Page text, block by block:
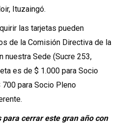
Ituzaingó.
las tarjetas pueden
de la Comisión Directiva de la
nuestra Sede (Sucre 253,
es de $ 1.000 para Socio
para Socio Pleno
para cerrar este gran año con